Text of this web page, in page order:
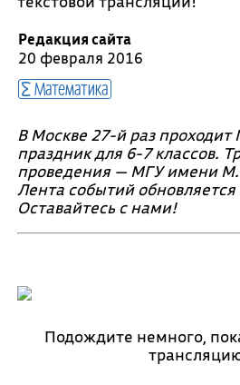
Редакция сайта
20 февраля 2016
Математика
В Москве 27-й раз
праздник для 6-7 классов.
проведения — МГУ имени
Лента событий обновляется
Оставайтесь с нами!
Подождите немного,